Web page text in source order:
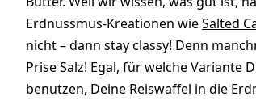
Erdnussmus-Kreationen wieSalted
nicht – dann stay classy! Denn
Prise Salz! Egal, für welche Variante
benutzen, Deine Reiswaffel in die